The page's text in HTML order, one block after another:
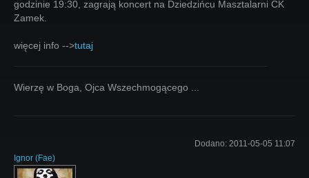
godzinie 19:30, zagrają koncert na Dziedzińcu Masztalarni CK
Zamek.
więcej info -->tutaj
Wierzę w Boga, Ojca Wszechmogącego ...
Dodano: 2011-05-05 11:07
Ignor (Fae)